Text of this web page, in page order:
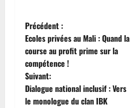
N
a
v
i
Précédent :
Ecoles privées au Mali : Quand la
course au profit prime sur la
compétence !
Suivant:
Dialogue national inclusif : Vers
le monologue du clan IBK